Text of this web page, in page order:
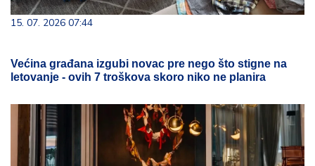
15. 07. 2026 07:44
Većina građana izgubi novac pre nego što stigne na
letovanje - ovih 7 troškova skoro niko ne planira